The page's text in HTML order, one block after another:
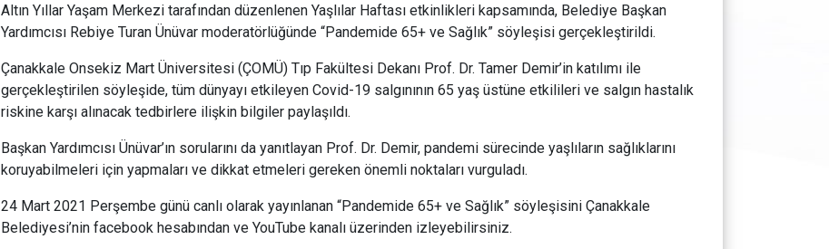
Altın Yıllar Yaşam Merkezi tarafından düzenlenen Yaşlılar Haftası etkinlikleri kapsamında, Belediye Başkan
Yardımcısı Rebiye Turan Ünüvar moderatörlüğünde “Pandemide 65+ ve Sağlık” söyleşisi gerçekleştirildi.
Çanakkale Onsekiz Mart Üniversitesi (ÇOMÜ) Tıp Fakültesi Dekanı Prof. Dr. Tamer Demir’in katılımı ile
gerçekleştirilen söyleşide, tüm dünyayı etkileyen Covid-19 salgınının 65 yaş üstüne etkilileri ve salgın hastalık
riskine karşı alınacak tedbirlere ilişkin bilgiler paylaşıldı.
Başkan Yardımcısı Ünüvar’ın sorularını da yanıtlayan Prof. Dr. Demir, pandemi sürecinde yaşlıların sağlıklarını
koruyabilmeleri için yapmaları ve dikkat etmeleri gereken önemli noktaları vurguladı.
24 Mart 2021 Perşembe günü canlı olarak yayınlanan “Pandemide 65+ ve Sağlık” söyleşisini Çanakkale
Belediyesi’nin facebook hesabından ve YouTube kanalı üzerinden izleyebilirsiniz.